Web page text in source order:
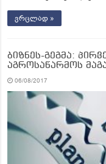
ვრცლად »
ბიზნეს-გეგმა:
აგროსაწარმოს
06/08/2017